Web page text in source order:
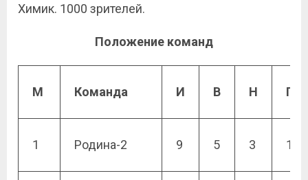
Химик. 1000 зрителей.
Положение команд
М Команда И В Н П
1 Родина-2 9 5 3 1